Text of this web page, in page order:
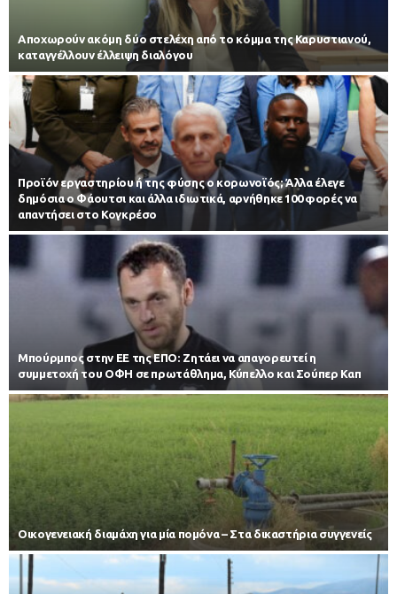
Αποχωρούν ακόμη δύο στελέχη από το κόμμα της Καρυστιανού,
καταγγέλλουν έλλειψη διαλόγου
Προϊόν εργαστηρίου ή της φύσης ο κορωνοϊός; Άλλα έλεγε
δημόσια ο Φάουτσι και άλλα ιδιωτικά, αρνήθηκε 100 φορές να
απαντήσει στο Κογκρέσο
Μπούρμπος στην ΕΕ της ΕΠΟ: Ζητάει να απαγορευτεί η
συμμετοχή του ΟΦΗ σε πρωτάθλημα, Κύπελλο και Σούπερ Καπ
Οικογενειακή διαμάχη για μία πομόνα – Στα δικαστήρια συγγενείς